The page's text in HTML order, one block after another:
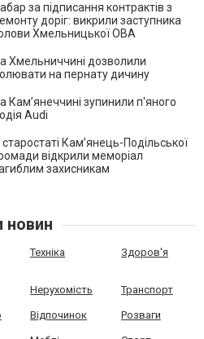
за підписання контрактів з
доріг: викрили заступника
Хмельницької ОВА
Хмельниччині дозволили
на пернату дичину
Камʼянеччині зупинили п'яного
Audi
старостаті Кам’янець-Подільської
відкрили меморіал
захисникам
новин
Техніка Здоров'я
Нерухомість Транспорт
Відпочинок Розваги